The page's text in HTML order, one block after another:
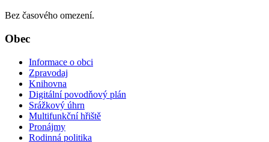
Bez časového omezení.
Obec
Informace o obci
Zpravodaj
Knihovna
Digitální povodňový plán
Srážkový úhrn
Multifunkční hřiště
Pronájmy
Rodinná politika